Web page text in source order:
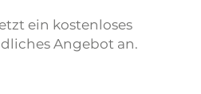
ein kostenloses
Angebot an.